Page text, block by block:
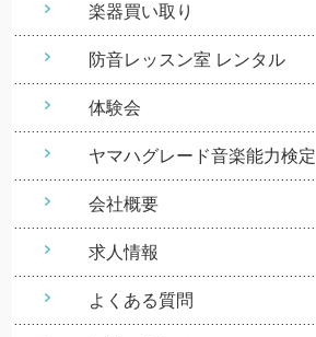
楽器買い取り
防音レッスン室 レンタル
体験会
ヤマハグレード音楽能力検定
会社概要
求人情報
よくある質問